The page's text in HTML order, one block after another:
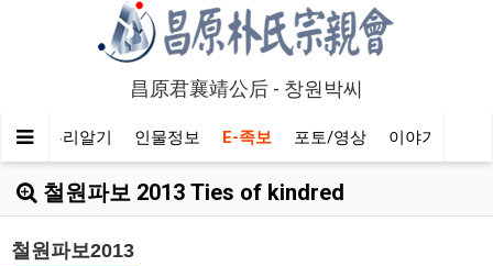
昌原君襄靖公后 - 창원박씨
뿌리알기 인물정보 E-족보 포토/영상 이야기마당
철원파보 2013 Ties of kindred
철원파보2013